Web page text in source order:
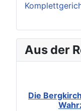
Aus der
Die